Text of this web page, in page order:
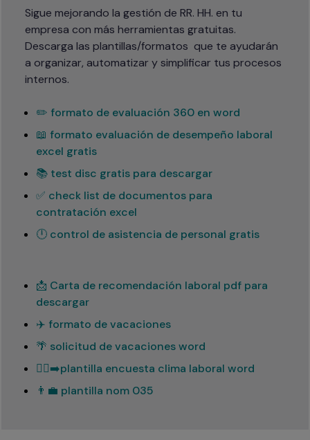
Sigue mejorando la gestión de RR. HH. en tu
empresa con más herramientas gratuitas.
Descarga las plantillas/formatos  que te ayudarán
a organizar, automatizar y simplificar tus procesos
internos.
✏️ formato de evaluación 360 en word
📖 formato evaluación de desempeño laboral
excel gratis
📚 test disc gratis para descargar
✅ check list de documentos para
contratación excel
🕛 control de asistencia de personal gratis
📩 Carta de recomendación laboral pdf para
descargar
✈️ formato de vacaciones
🌴 solicitud de vacaciones word
🏃‍♂️‍➡️plantilla encuesta clima laboral word
👨‍💼 plantilla nom 035